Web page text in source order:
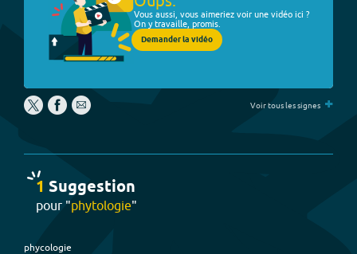
Vous aussi, vous aimeriez voir une vidéo ici ?
On y travaille, promis.
Demander la vidéo
Voir tous les signes +
1 Suggestion
pour "phytologie"
phycologie